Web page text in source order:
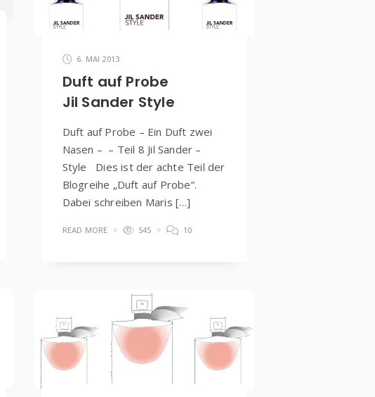
6. MAI 2013
Duft auf Probe
Jil Sander Style
Duft auf Probe – Ein Duft zwei
Nasen – – Teil 8 Jil Sander –
Style Dies ist der achte Teil der
Blogreihe „Duft auf Probe“.
Dabei schreiben Maris […]
READ MORE 545 10